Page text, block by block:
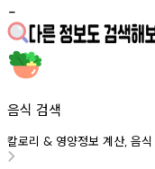
-
음식 검색
칼로리 & 영양정보 계산, 음식